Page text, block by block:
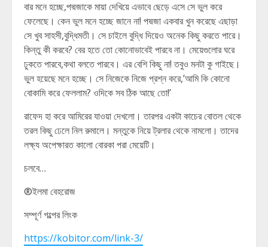
বার মনে হচ্ছে,পদ্মজাকে মায়া দেখিয়ে এভাবে ছেড়ে এসে সে ভুল করে
ফেলেছে। কেন ভুল মনে হচ্ছে জানে না! পদ্মজা একবার খুন করেছে এছাড়া
সে খুব সাহসী,বুদ্ধিমতী। সে চাইলে বুদ্ধি দিয়েও অনেক কিছু করতে পারে।
কিন্তু কী করবে? বের হতে তো কোনোভাবেই পারবে না। মেয়েগুলোর ঘরে
ঢুকতে পারবে,কথা বলতে পারবে। এর বেশি কিছু না! তবুও মনটা কু গাইছে।
ভুল হয়েছে মনে হচ্ছে। সে নিজেকে নিজে প্রশ্ন করে,’আমি কি কোনো
বোকামি করে ফেললাম? ওদিকে সব ঠিক আছে তো!’
রাফেদ হা করে আমিরের যাওয়া দেখলো। তারপর একটা কাচের বোতল থেকে
তরল কিছু ঢেলে নিল রুমালে। মন্তুকে নিয়ে ট্রলার থেকে নামলো। তাদের
লক্ষ্য অপেক্ষারত কালো বোরকা পরা মেয়েটি।
চলবে…
®ইলমা বেহরোজ
সম্পূর্ণ গল্পের লিংক
https://kobitor.com/link-3/